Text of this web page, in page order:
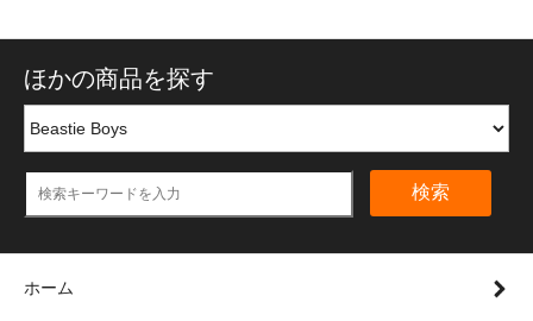
ほかの商品を探す
検索
ホーム